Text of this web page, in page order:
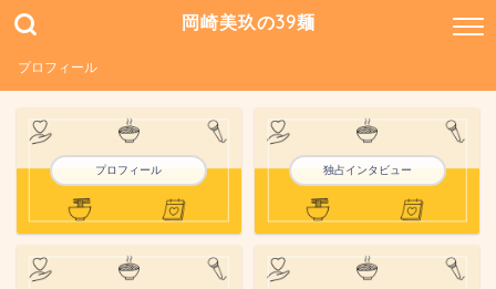
岡崎美玖の39麺
プロフィール
プロフィール 独占インタビュー